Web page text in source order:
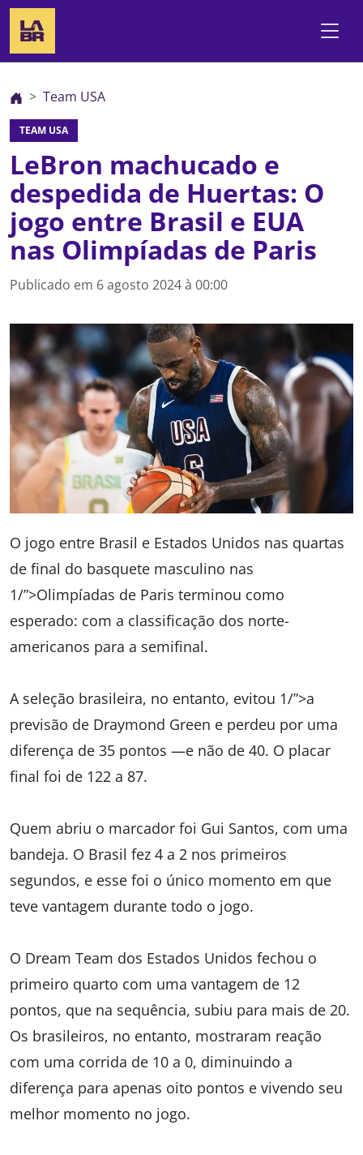
Team USA
TEAM USA
LeBron machucado e
despedida de Huertas: O
jogo entre Brasil e EUA
nas Olimpíadas de Paris
Publicado em 6 agosto 2024 à 00:00
O jogo entre Brasil e Estados Unidos nas quartas
de final do basquete masculino nas
1/”>Olimpíadas de Paris terminou como
esperado: com a classificação dos norte-
americanos para a semifinal.
A seleção brasileira, no entanto, evitou 1/”>a
previsão de Draymond Green e perdeu por uma
diferença de 35 pontos —e não de 40. O placar
final foi de 122 a 87.
Quem abriu o marcador foi Gui Santos, com uma
bandeja. O Brasil fez 4 a 2 nos primeiros
segundos, e esse foi o único momento em que
teve vantagem durante todo o jogo.
O Dream Team dos Estados Unidos fechou o
primeiro quarto com uma vantagem de 12
pontos, que na sequência, subiu para mais de 20.
Os brasileiros, no entanto, mostraram reação
com uma corrida de 10 a 0, diminuindo a
diferença para apenas oito pontos e vivendo seu
melhor momento no jogo.